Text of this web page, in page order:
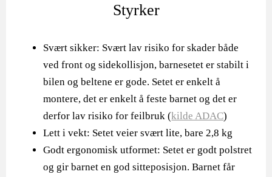
Styrker
Svært sikker: Svært lav risiko for skader både
ved front og sidekollisjon, barnesetet er stabilt i
bilen og beltene er gode. Setet er enkelt å
montere, det er enkelt å feste barnet og det er
derfor lav risiko for feilbruk (kilde ADAC)
Lett i vekt: Setet veier svært lite, bare 2,8 kg
Godt ergonomisk utformet: Setet er godt polstret
og gir barnet en god sitteposisjon. Barnet får